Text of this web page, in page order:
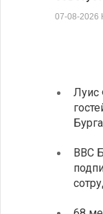
07-08-2026
Луис
ВВС